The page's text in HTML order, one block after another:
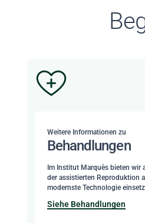
Weitere Informationen zu
Behandlungen
Im Institut Marquès bieten wir
der assistierten Reproduktion
modernste Technologie
Siehe Behandlungen